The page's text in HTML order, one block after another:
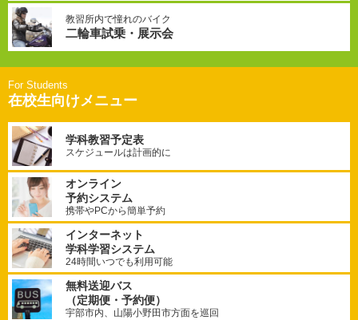
教習所内で憧れのバイク
二輪車試乗・展示会
在校生向けメニュー
学科教習予定表
スケジュールは計画的に
オンライン
予約システム
携帯やPCから簡単予約
インターネット
学科学習システム
24時間いつでも利用可能
無料送迎バス
（定期便・予約便）
宇部市内、山陽小野田市方面を巡回